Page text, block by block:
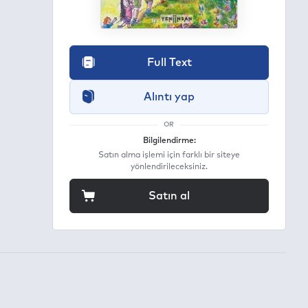
Full Text
Alıntı yap
OR
Bilgilendirme:
Satın alma işlemi için farklı bir siteye
yönlendirileceksiniz.
Satın al